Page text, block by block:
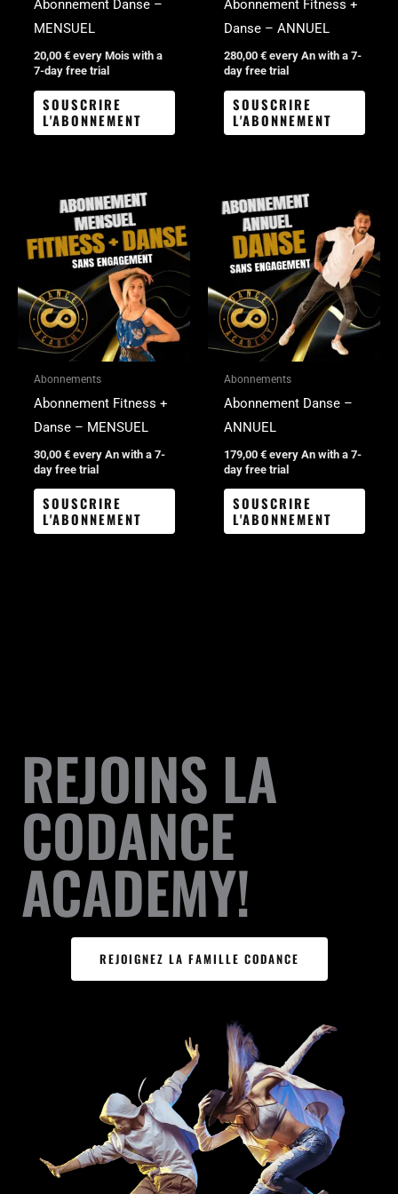
Abonnement Danse –
MENSUEL
20,00 € every Mois with a
7-day free trial
SOUSCRIRE
L'ABONNEMENT
Abonnement Fitness +
Danse – ANNUEL
280,00 € every An with a 7-
day free trial
SOUSCRIRE
L'ABONNEMENT
Abonnements
Abonnement Fitness +
Danse – MENSUEL
30,00 € every An with a 7-
day free trial
SOUSCRIRE
L'ABONNEMENT
Abonnements
Abonnement Danse –
ANNUEL
179,00 € every An with a 7-
day free trial
SOUSCRIRE
L'ABONNEMENT
REJOINS LA
CODANCE
ACADEMY!
REJOIGNEZ LA FAMILLE CODANCE